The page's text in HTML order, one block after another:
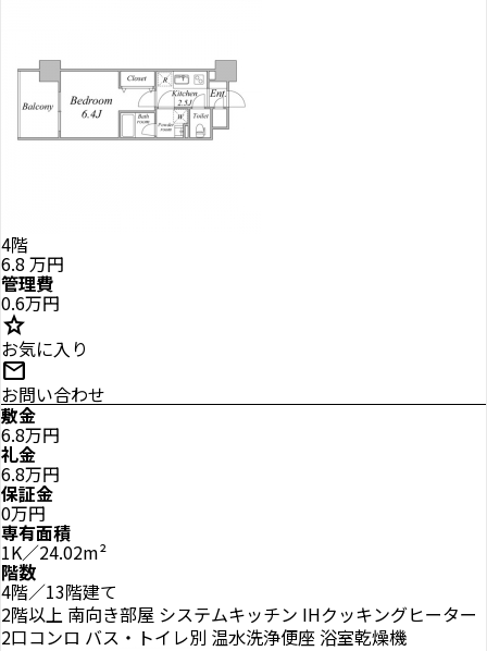
4階
6.8 万円
管理費
0.6万円
star
お気に入り
mail
お問い合わせ
敷金
6.8万円
礼金
6.8万円
保証金
0万円
専有面積
1K／24.02m²
階数
4階／13階建て
2階以上 南向き部屋 システムキッチン IHクッキングヒーター
2口コンロ バス・トイレ別 温水洗浄便座 浴室乾燥機